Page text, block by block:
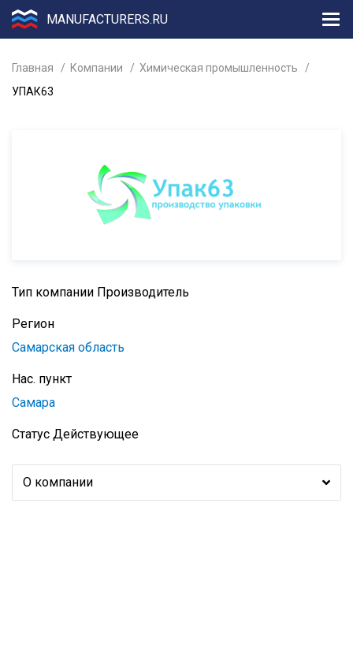
MANUFACTURERS.RU
Главная Компании
Химическая промышленность
УПАК63
Тип компании Производитель
Регион
Самарская область
Нас. пункт
Самара
Статус Действующее
О компании